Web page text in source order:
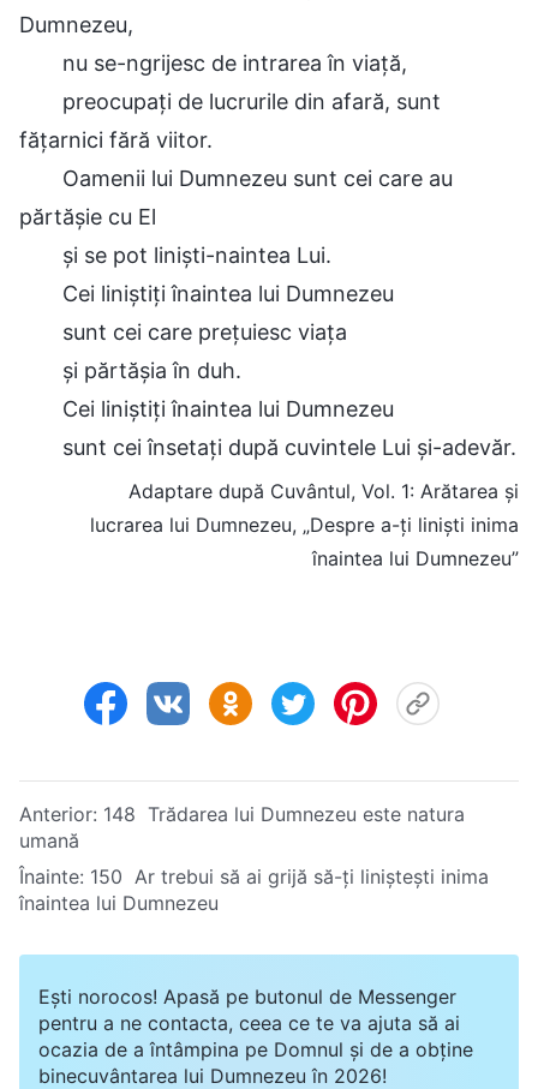
Dumnezeu,
nu se-ngrijesc de intrarea în viață,
preocupați de lucrurile din afară, sunt
fățarnici fără viitor.
Oamenii lui Dumnezeu sunt cei care au
părtășie cu El
și se pot liniști-naintea Lui.
Cei liniștiți înaintea lui Dumnezeu
sunt cei care prețuiesc viața
și părtășia în duh.
Cei liniștiți înaintea lui Dumnezeu
sunt cei însetați după cuvintele Lui și-adevăr.
Adaptare după Cuvântul, Vol. 1: Arătarea și
lucrarea lui Dumnezeu, „Despre a-ți liniști inima
înaintea lui Dumnezeu”
Anterior: 148 Trădarea lui Dumnezeu este natura
umană
Înainte: 150 Ar trebui să ai grijă să-ți liniștești inima
înaintea lui Dumnezeu
Ești norocos! Apasă pe butonul de Messenger
pentru a ne contacta, ceea ce te va ajuta să ai
ocazia de a întâmpina pe Domnul și de a obține
binecuvântarea lui Dumnezeu în 2026!